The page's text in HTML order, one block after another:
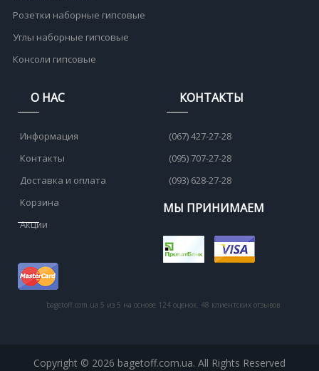
Розетки наборные гипсовые
Углы наборные гипсовые
Консоли гипсовые
О НАС
Информация
Контакты
Доставка и оплата
Корзина
Акции
КОНТАКТЫ
(067) 427-27-28
(095) 707-27-28
(093) 628-27-28
МЫ ПРИНИМАЕМ
bagetoff.com.ua 5 из 5 на основе 124 оценок. 48 клиентских отзывов
Copyright © 2026 bagetoff.com.ua. All Rights Reserved